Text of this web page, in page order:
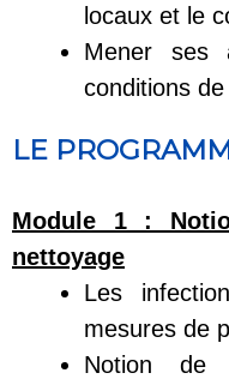
locaux et le
Mener ses
conditions
LE
Module 1 :
nettoyage
Les
mesures de
Notion de